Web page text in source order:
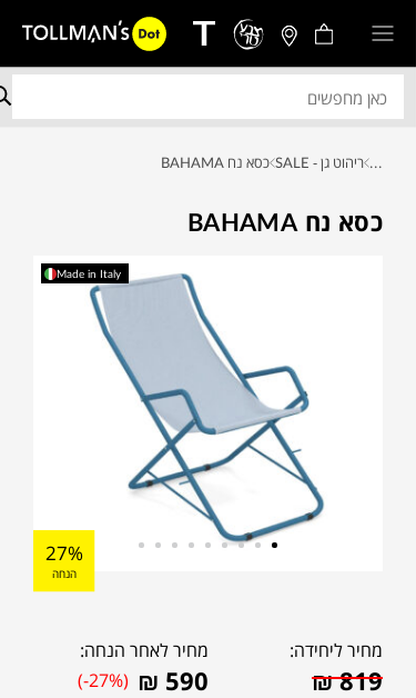
... ריהוט גן - SALE כסא נח BAHAMA
כסא נח BAHAMA
Made in Italy
27%
הנחה
מחיר ליחידה:
₪819
מחיר לאחר הנחה:
₪ 590
(-27%)